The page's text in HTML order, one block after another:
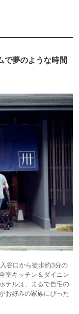
で夢のような時間
谷口から徒歩約3分の
室キッチン＆ダイニン
テルは、まるで自宅の
お好みの家族にぴった